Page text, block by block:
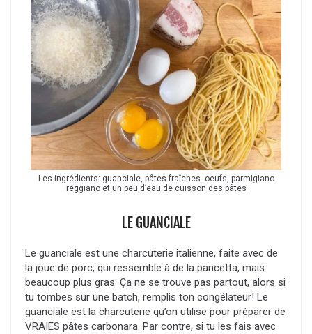
Les ingrédients: guanciale, pâtes fraîches. oeufs, parmigiano
reggiano et un peu d’eau de cuisson des pâtes
LE GUANCIALE
Le guanciale est une charcuterie italienne, faite avec de
la joue de porc, qui ressemble à de la pancetta, mais
beaucoup plus gras. Ça ne se trouve pas partout, alors si
tu tombes sur une batch, remplis ton congélateur! Le
guanciale est la charcuterie qu’on utilise pour préparer de
VRAIES pâtes carbonara. Par contre, si tu les fais avec